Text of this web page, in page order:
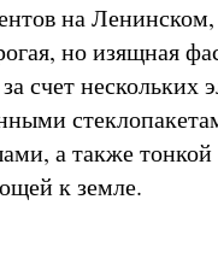
на
но изящная
счет
а также тонкой
к земле.